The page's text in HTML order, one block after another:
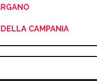
CAMPANIA